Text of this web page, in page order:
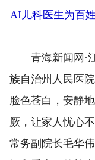
AI儿科医生为百
青海新闻网·江
族自治州人民医
脸色苍白，安静
厥，让家人忧心
常务副院长毛华